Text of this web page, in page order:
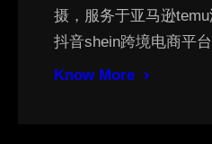
摄，服务于亚马逊
抖音shein跨境电商平
Know More